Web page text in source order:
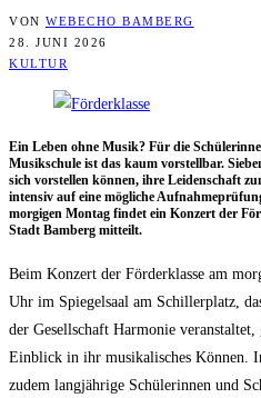
VON WEBECHO BAMBERG
28. JUNI 2026
KULTUR
Ein Leben ohne Musik? Für die
Musik­schu­le ist das kaum vor­stell­bar.
sich vor­stel­len kön­nen, ihre Lei­den­schaft
inten­siv auf eine mög­li­che
mor­gi­gen Mon­tag fin­det ein Kon­zert der
Stadt Bam­berg mitteilt.
Beim Kon­zert der För­der­klas­se am
Uhr im Spie­gel­saal am Schil­ler­platz,
der Gesell­schaft Har­mo­nie
Ein­blick in ihr musi­ka­li­sches Kön­nen.
zudem lang­jäh­ri­ge Schü­le­rin­nen und